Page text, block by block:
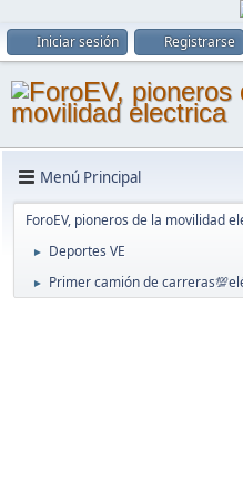
Iniciar sesión Registrarse
Menú Principal
ForoEV, pioneros de la movilidad
► Deportes VE
► Primer camión de